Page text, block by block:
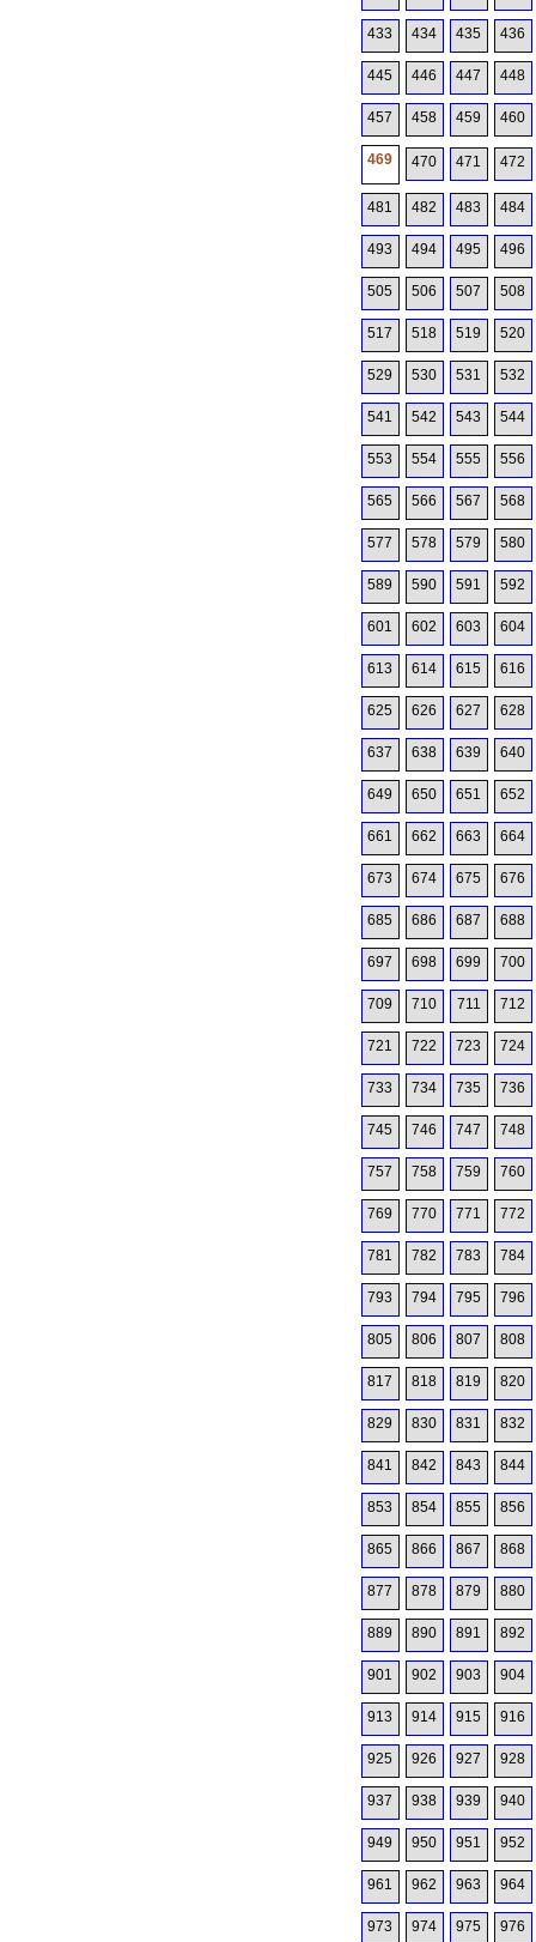
433 434 435 436
445 446 447 448
457 458 459 460
469 470 471 472
481 482 483 484
493 494 495 496
505 506 507 508
517 518 519 520
529 530 531 532
541 542 543 544
553 554 555 556
565 566 567 568
577 578 579 580
589 590 591 592
601 602 603 604
613 614 615 616
625 626 627 628
637 638 639 640
649 650 651 652
661 662 663 664
673 674 675 676
685 686 687 688
697 698 699 700
709 710 711 712
721 722 723 724
733 734 735 736
745 746 747 748
757 758 759 760
769 770 771 772
781 782 783 784
793 794 795 796
805 806 807 808
817 818 819 820
829 830 831 832
841 842 843 844
853 854 855 856
865 866 867 868
877 878 879 880
889 890 891 892
901 902 903 904
913 914 915 916
925 926 927 928
937 938 939 940
949 950 951 952
961 962 963 964
973 974 975 976